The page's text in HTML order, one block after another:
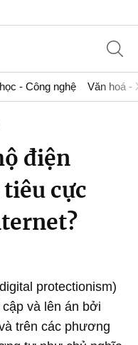
- Công nghệ Văn hoá -
điện
cực
protectionism)
và lên án bởi
trên các phương